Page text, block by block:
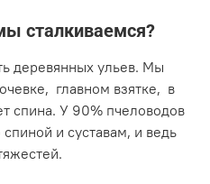
сталкиваемся?
деревянных ульев. Мы
главном взятке, в
спина. У 90% пчеловодов
и суставам, и ведь